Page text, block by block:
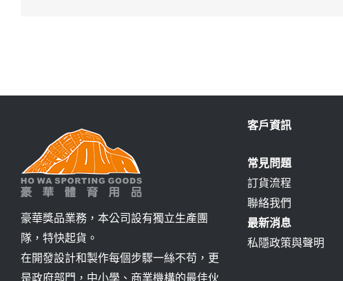
豪華獎品業務，本公司設有獨立生產團
隊，特快起貨。
在開發設計和製作每個步驟一絲不苟，更
是政府部門，中小學、商業機構的最佳伙
客戶資訊
常見問題
訂貨流程
聯絡我們
最新消息
私隱政策與聲明